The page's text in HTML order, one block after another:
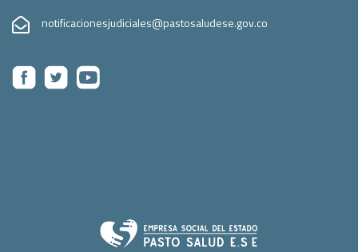
notificacionesjudiciales@pastosaludese.gov.co